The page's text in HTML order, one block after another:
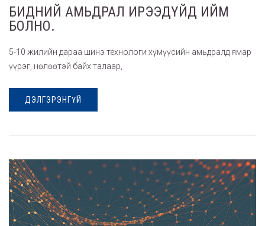
БИДНИЙ АМЬДРАЛ ИРЭЭДҮЙД ИЙМ
БОЛНО.
5-10 жилийн дараа шинэ технологи хүмүүсийн амьдралд ямар
үүрэг, нөлөөтэй байх талаар,
ДЭЛГЭРЭНГҮЙ